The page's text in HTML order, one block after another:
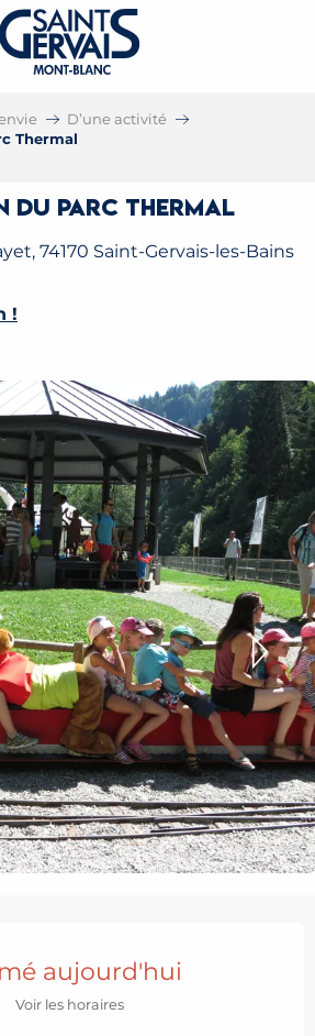
D’une activité
Thermal
du Parc Thermal
74170 Saint-Gervais-les-Bains
!
aujourd'hui
Voir les horaires